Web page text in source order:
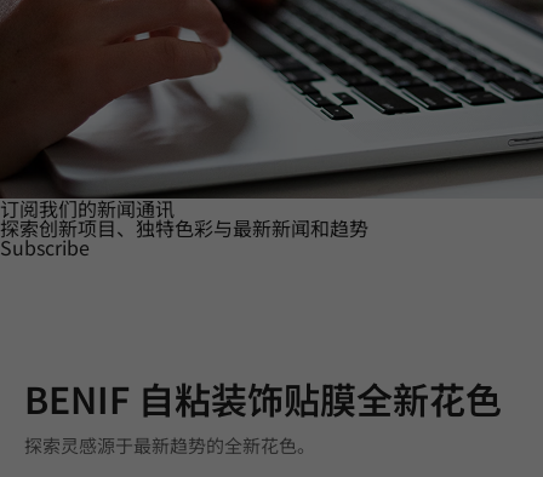
订阅我们的新闻通讯
探索创新项目、独特色彩与最新新闻和趋势
Subscribe
BENIF 自粘装饰贴膜全新花色
探索灵感源于最新趋势的全新花色。